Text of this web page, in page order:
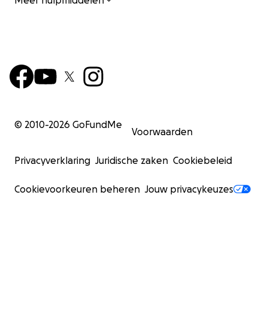
© 2010-2026 GoFundMe
Voorwaarden
Privacyverklaring Juridische zaken Cookiebeleid
Cookievoorkeuren beheren Jouw privacykeuzes